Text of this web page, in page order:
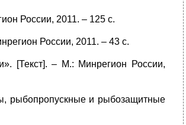
России, 2011. – 125 с.
России, 2011. – 43 с.
[Текст]. – М.: Минрегион России,
рыбопропускные и рыбозащитные